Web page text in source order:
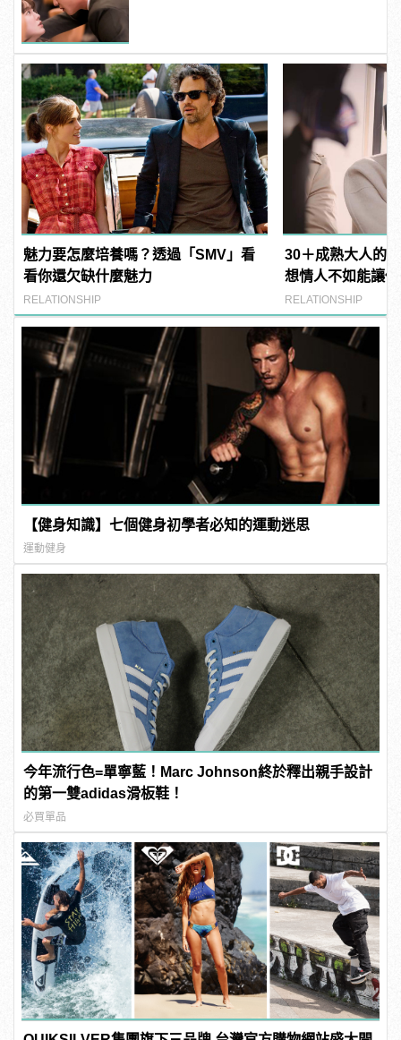
魅力要怎麼培養嗎？透過「SMV」看
看你還欠缺什麼魅力
RELATIONSHIP
30＋成熟大人的
想情人不如能讓
RELATIONSHIP
【健身知識】七個健身初學者必知的運動迷思
運動健身
今年流行色=單寧藍！Marc Johnson終於釋出親手設計
的第一雙adidas滑板鞋！
必買單品